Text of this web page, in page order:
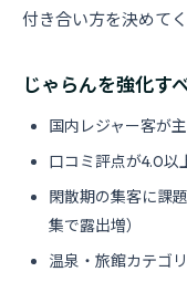
付き合い方を決めてく
じゃらんを強化す
国内レジャー客が
口コミ評点が4.0以
閑散期の集客に課
集で露出増）
温泉・旅館カテゴ